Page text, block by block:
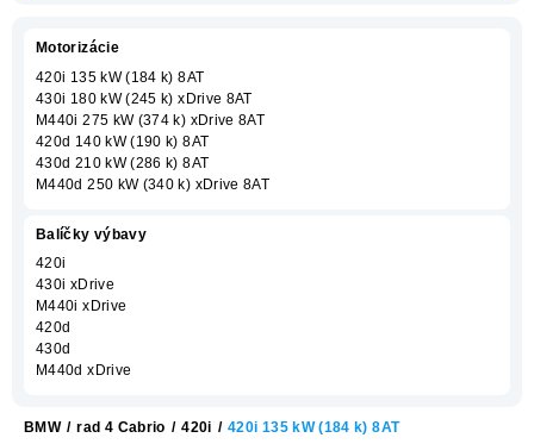
BMW / rad 4 Cabrio / 420i / 420i 135 kW (184 k) 8AT
Motorizácie
420i 135 kW (184 k) 8AT
430i 180 kW (245 k) xDrive 8AT
M440i 275 kW (374 k) xDrive 8AT
420d 140 kW (190 k) 8AT
430d 210 kW (286 k) 8AT
M440d 250 kW (340 k) xDrive 8AT
Balíčky výbavy
420i
430i xDrive
M440i xDrive
420d
430d
M440d xDrive